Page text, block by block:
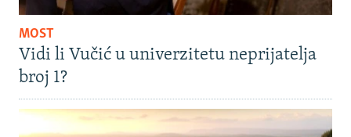
MOST
Vidi li Vučić u univerzitetu neprijatelja
broj 1?